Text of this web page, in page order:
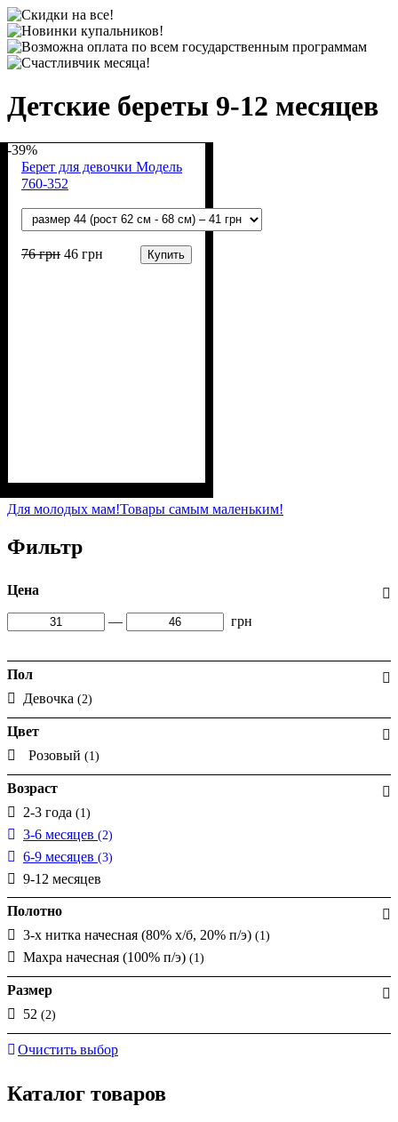
Детские береты 9-12 месяцев
-39%
Берет для девочки Модель
760-352
76грн 46 грн Купить
Полиэстер
начесная (80% х/б, 20% п/э)
Для молодых мам!Товары самым маленьким!
Фильтр
Цена
— грн
Пол
Девочка (2)
Цвет
Розовый (1)
Возраст
2-3 года (1)
3-6 месяцев (2)
6-9 месяцев (3)
9-12 месяцев
Полотно
3-х нитка начесная (80% х/б, 20% п/э) (1)
Махра начесная (100% п/э) (1)
Размер
52 (2)
Очистить выбор
Каталог товаров